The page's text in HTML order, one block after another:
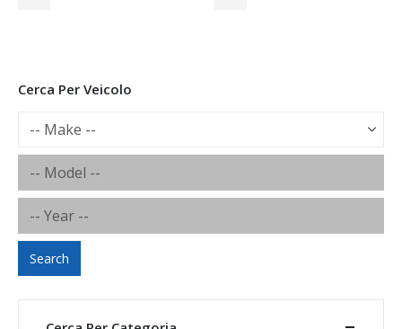
Cerca Per Veicolo
Search